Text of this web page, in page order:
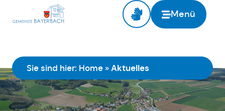
Menü
Sie sind hier: Home »Aktuelles